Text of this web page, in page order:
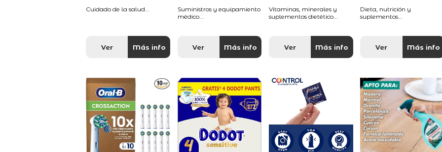
Cuidado de la salud...
Ver Más info
Suministros y equipamiento
médico...
Ver Más info
Vitaminas, minerales y
suplementos dietético...
Ver Más info
Dieta, nutrición y
suplementos...
Ver Más info